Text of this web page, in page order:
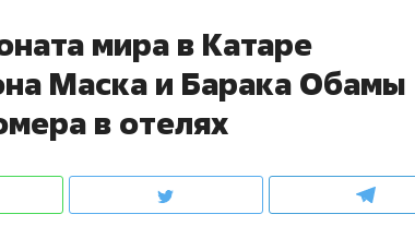
мира в Катаре
Маска и Барака Обамы
в отелях